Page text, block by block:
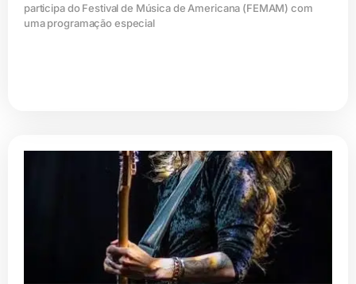
participa do Festival de Música de Americana (FEMAM) com
uma programação especial